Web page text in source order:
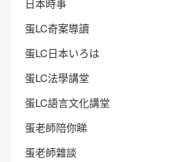
日本時事
蛋LC奇案導讀
蛋LC日本いろは
蛋LC法學講堂
蛋LC語言文化講堂
蛋老師陪你睇
蛋老師雜談